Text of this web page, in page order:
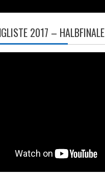
2017 – HALBFINALE